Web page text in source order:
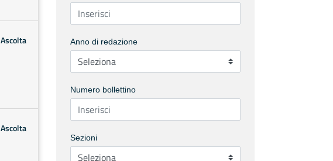
Ascolta
Ascolta
Anno di redazione
Numero bollettino
Sezioni